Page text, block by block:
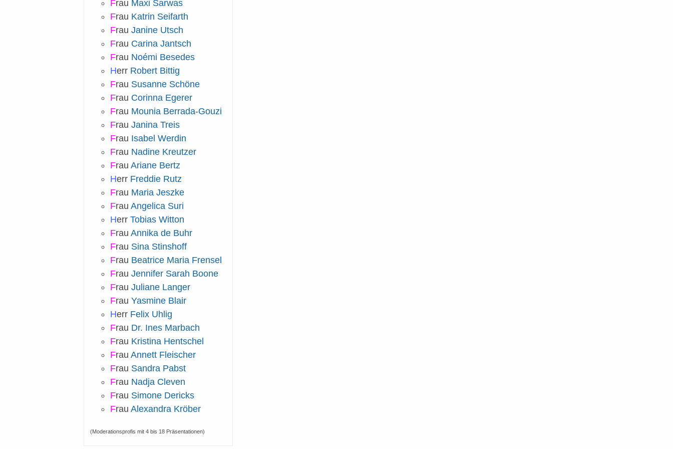
Frau Maxi Sarwas
Frau Katrin Seifarth
Frau Janine Utsch
Frau Carina Jantsch
Frau Noémi Besedes
Herr Robert Bittig
Frau Susanne Schöne
Frau Corinna Egerer
Frau Mounia Berrada-Gouzi
Frau Janina Treis
Frau Isabel Werdin
Frau Nadine Kreutzer
Frau Ariane Bertz
Herr Freddie Rutz
Frau Maria Jeszke
Frau Angelica Suri
Herr Tobias Witton
Frau Annika de Buhr
Frau Sina Stinshoff
Frau Beatrice Maria Frensel
Frau Jennifer Sarah Boone
Frau Juliane Langer
Frau Yasmine Blair
Herr Felix Uhlig
Frau Dr. Ines Marbach
Frau Kristina Hentschel
Frau Annett Fleischer
Frau Sandra Pabst
Frau Nadja Cleven
Frau Simone Dericks
Frau Alexandra Kröber
(Moderationsprofis mit 4 bis 18 Präsentationen)